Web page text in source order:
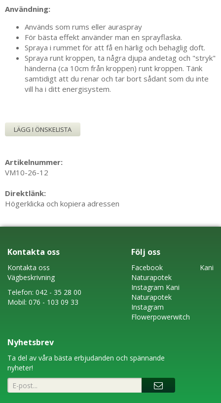
Användning:
Används som rums eller auraspray
För bästa effekt använder man en sprayflaska.
Spraya i rummet för att få en härlig och behaglig doft.
Spraya runt kroppen, ta några djupa andetag och "stryk"
händerna (ca 10cm från kroppen) runt kroppen. Tänk
samtidigt att du renar och tar bort sådant som du inte
vill ha i ditt energisystem.
LÄGG I ÖNSKELISTA
Artikelnummer:
VM10-26-12
Direktlänk:
Högerklicka och kopiera adressen
Kontakta oss
Kontakta oss
Vägbeskrivning
Telefon: 042 - 35 28 00
Mobil: 076 - 103 09 33
Följ oss
FacebookKani
Naturapotek
Instagram Kani
Naturapotek
Instagram
Flowerpowerwitch
Nyhetsbrev
Ta del av våra bästa erbjudanden och spännande
nyheter!